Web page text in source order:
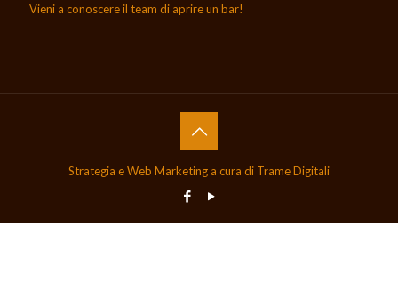
Vieni a conoscere il team di aprire un bar!
Strategia e Web Marketing a cura di Trame Digitali